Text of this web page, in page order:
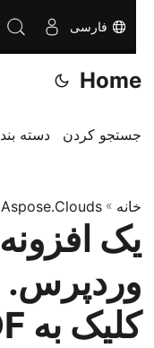
فارسی
Home
جستجو کردن دسته
خانه»
Aspose.Clouds
یک
وردپرس.
کلیک به PDF